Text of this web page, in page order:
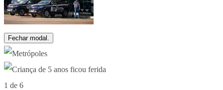
Fechar modal.
1 de 6